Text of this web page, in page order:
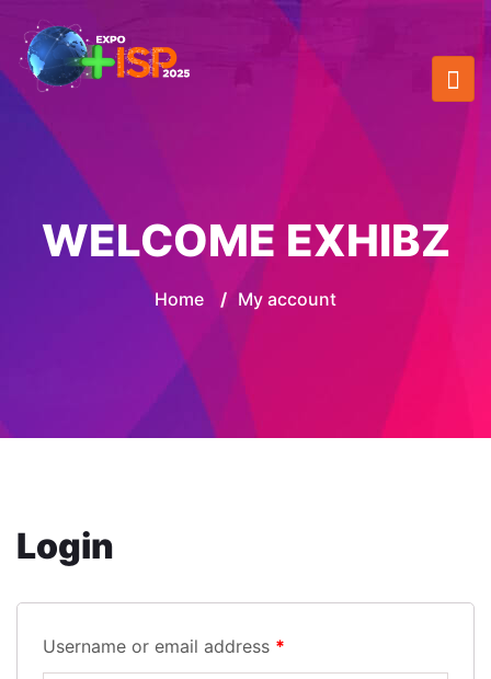
WELCOME EXHIBZ
Home / My account
Login
Username or email address *